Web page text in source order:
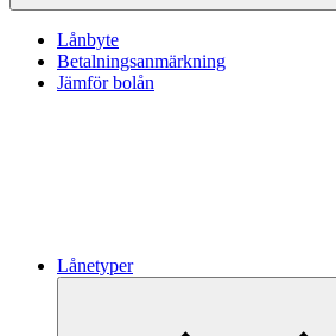
Lånbyte
Betalningsanmärkning
Jämför bolån
Lånetyper